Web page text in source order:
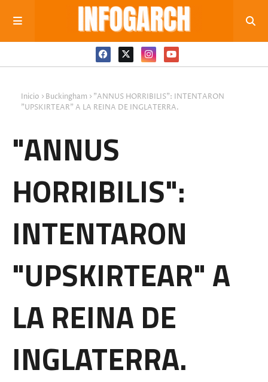
Inicio Buckingham
"ANNUS HORRIBILIS": INTENTARON
"UPSKIRTEAR" A LA REINA DE INGLATERRA.
"ANNUS
HORRIBILIS":
INTENTARON
"UPSKIRTEAR" A
LA REINA DE
INGLATERRA.